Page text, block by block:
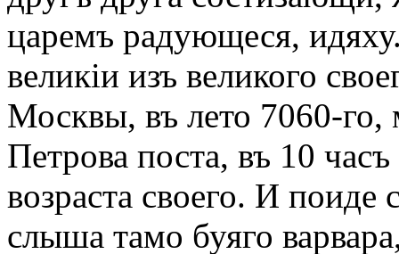
царемъ радующеся,
великіи изъ великого
Москвы, въ лето 7060-
Петрова поста, въ 10
возраста своего. И
слыша тамо буяго